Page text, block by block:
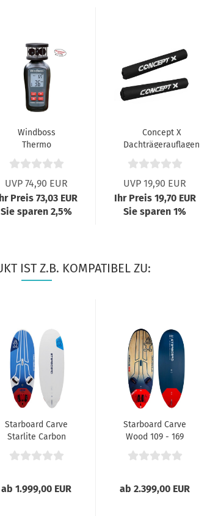
Windboss
Thermo
Anemometer
UVP 74,90 EUR
Preis 73,03 EUR
Sie sparen 2,5%
Concept X
Dachträgerauflagen
UVP 19,90 EUR
Ihr Preis 19,70 EUR
Sie sparen 1%
IST Z.B. KOMPATIBEL ZU:
Starboard Carve
Starlite Carbon
Board 025...
ab 1.999,00 EUR
Starboard Carve
Wood 109 - 169
L 2024
ab 2.399,00 EUR